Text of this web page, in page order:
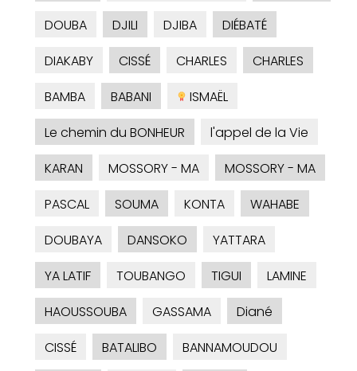
DOUBA
DJILI DJIBA
DIÉBATÉ
DIAKABY
CISSÉ CHARLES
CHARLES
BAMBA
BABANI
ISMAËL
Le chemin du BONHEUR
l'appel de la Vie
KARAN
MOSSORY - MA
MOSSORY - MA
PASCAL
SOUMA KONTA
WAHABE
DOUBAYA
DANSOKO
YATTARA
YA LATIF
TOUBANGO TIGUI
LAMINE
HAOUSSOUBA
GASSAMA
Diané
CISSÉ
BATALIBO BANNAMOUDOU